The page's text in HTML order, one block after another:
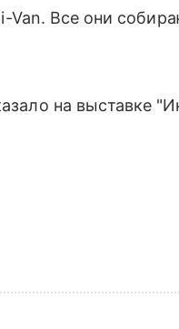
Все они
на выставке